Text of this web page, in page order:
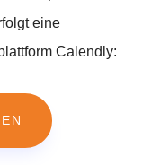
eine
Calendly: